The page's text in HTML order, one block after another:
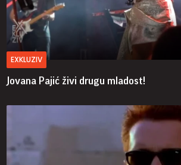
EXKLUZIV
Jovana Pajić živi drugu mladost!